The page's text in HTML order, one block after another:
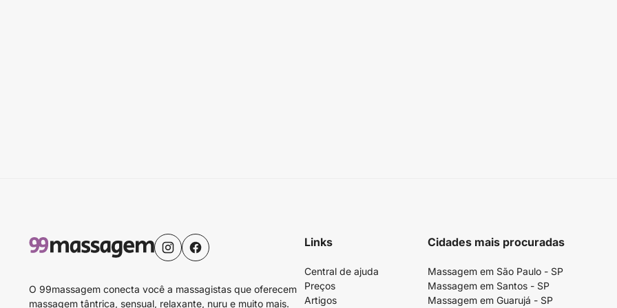
O 99massagem conecta você a massagistas que oferecem
massagem tântrica, sensual, relaxante, nuru e muito mais.
Links
Central de ajuda
Preços
Artigos
Cidades mais procuradas
Massagem em São Paulo - SP
Massagem em Santos - SP
Massagem em Guarujá - SP